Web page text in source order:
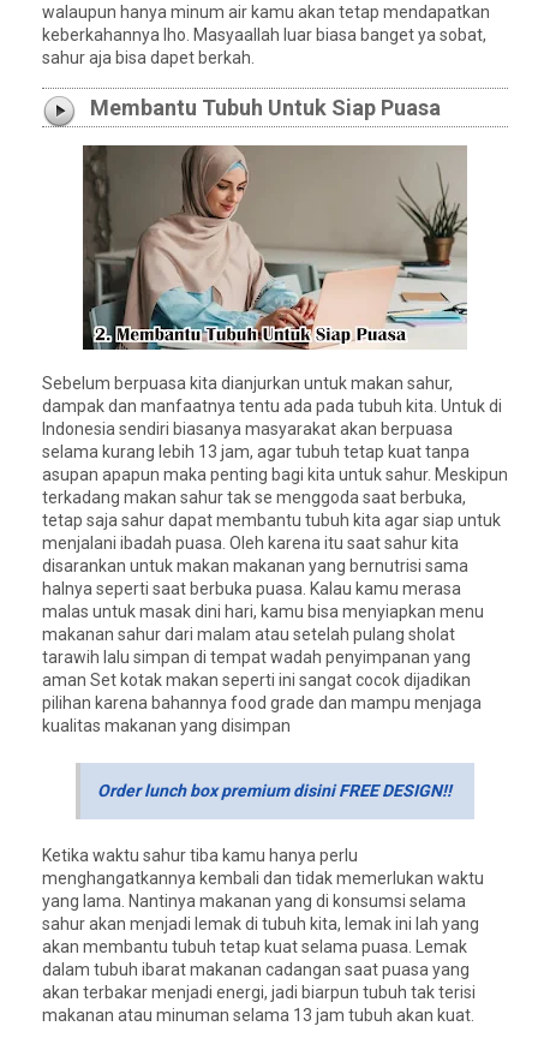
walaupun hanya minum air kamu akan tetap mendapatkan
keberkahannya lho. Masyaallah luar biasa banget ya sobat,
sahur aja bisa dapet berkah.
Membantu Tubuh Untuk Siap Puasa
Sebelum berpuasa kita dianjurkan untuk makan sahur,
dampak dan manfaatnya tentu ada pada tubuh kita. Untuk di
Indonesia sendiri biasanya masyarakat akan berpuasa
selama kurang lebih 13 jam, agar tubuh tetap kuat tanpa
asupan apapun maka penting bagi kita untuk sahur. Meskipun
terkadang makan sahur tak se menggoda saat berbuka,
tetap saja sahur dapat membantu tubuh kita agar siap untuk
menjalani ibadah puasa. Oleh karena itu saat sahur kita
disarankan untuk makan makanan yang bernutrisi sama
halnya seperti saat berbuka puasa. Kalau kamu merasa
malas untuk masak dini hari, kamu bisa menyiapkan menu
makanan sahur dari malam atau setelah pulang sholat
tarawih lalu simpan di tempat wadah penyimpanan yang
aman Set kotak makan seperti ini sangat cocok dijadikan
pilihan karena bahannya food grade dan mampu menjaga
kualitas makanan yang disimpan
Order lunch box premium disini FREE DESIGN!!
Ketika waktu sahur tiba kamu hanya perlu
menghangatkannya kembali dan tidak memerlukan waktu
yang lama. Nantinya makanan yang di konsumsi selama
sahur akan menjadi lemak di tubuh kita, lemak ini lah yang
akan membantu tubuh tetap kuat selama puasa. Lemak
dalam tubuh ibarat makanan cadangan saat puasa yang
akan terbakar menjadi energi, jadi biarpun tubuh tak terisi
makanan atau minuman selama 13 jam tubuh akan kuat.